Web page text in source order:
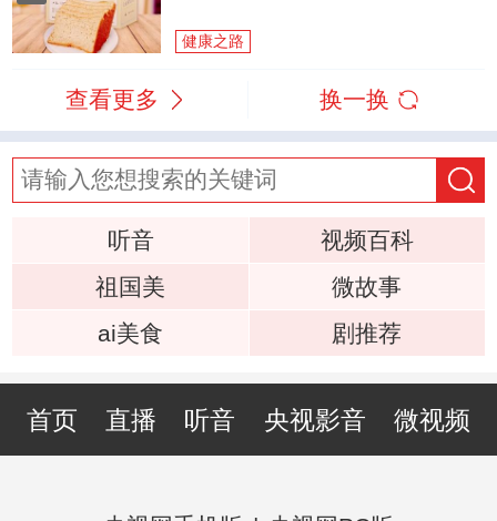
健康之路
查看更多 换一换
听音
视频百科
祖国美
微故事
ai美食
剧推荐
首页 直播 听音 央视影音 微视频